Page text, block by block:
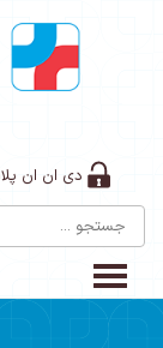
دی ان ان